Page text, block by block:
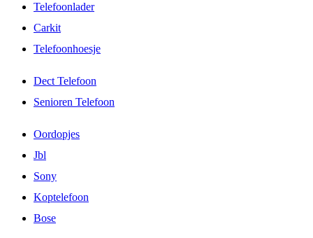
Telefoonlader
Carkit
Telefoonhoesje
Dect Telefoon
Senioren Telefoon
Oordopjes
Jbl
Sony
Koptelefoon
Bose